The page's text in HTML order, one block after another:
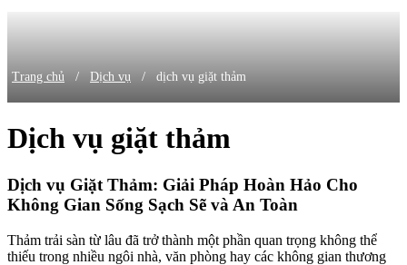
Trang chủ / Dịch vụ / dịch vụ giặt thảm
Dịch vụ giặt thảm
Dịch vụ Giặt Thảm: Giải Pháp Hoàn Hảo Cho
Không Gian Sống Sạch Sẽ và An Toàn
Thảm trải sàn từ lâu đã trở thành một phần quan trọng không thể
thiếu trong nhiều ngôi nhà, văn phòng hay các không gian thương